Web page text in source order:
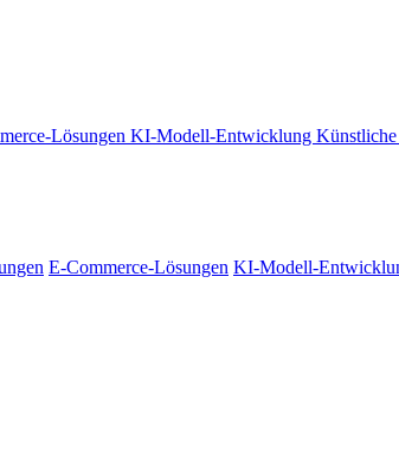
Lösungen KI-Modell-Entwicklung
E-Commerce-Lösungen KI-Modell-